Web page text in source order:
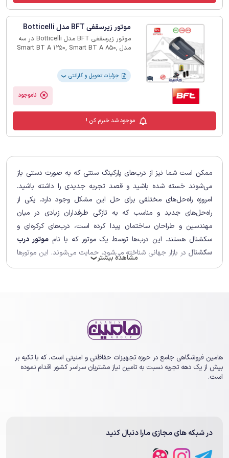
ماهه
موتور زیرسقفی BFT مدل Botticelli
موتور زیرسقفی BFT مدل Botticelli در سه
مدل Smart BT A 1250, Smart BT A 850,
نیوتن، امکان نصب روی درب‌هایی با ابعاد
به‌ترتیب 10، 13 و 16 مترمربع را دارند. تمامی
مدل‌ها به سیستم توقف دقیق با انکودر، قفل
مکانیکی، واکنش ایمن D-Track و قابلیت
کاهش سرعت در انتهای مسیر مجهز هستند.
مدل‌های 650 و 850 قابلیت انجام 50 سیکل
روزانه را دارند و حداکثر سرعت بازشو آن‌ها با
زنجیری 210 میلی‌متر بر ثانیه است. مدل
پشتیبانی می‌کند و حداکثر سرعت بازشو آن با
ریل زنجیری برابر با 190 میلی‌متر بر ثانیه
است.
جزئیات تحویل و گارانتی ❯
ناموجود
موجود شد خبرم کن !
ممکن است شما نیز از درب‌های پارکینگ سنتی که به صورت دستی باز
می‌شوند خسته شده باشید و قصد تجربه جدیدی را داشته باشید.
امروزه راه‌حل‌های مختلفی برای حل این مشکل وجود دارد. یکی از
راه‌حل‌های جدید و مناسب که به تازگی طرفداران زیادی در میان
مهندسین و طراحان ساختمان پیدا کرده است، درب‌های کرکره‌ای و
سکشنال هستند. این درب‌ها توسط یک موتور که با نامموتور درب
سکشنال در بازار جهانی شناخته می‌شود، حمایت می‌شوند. این موتورها
با استفده ازلوازم درب اتوماتیکقابلیت باز کردن درب‌های پارکینگ را به
مشاهده بیشتر ❯
هامین فروشگاهی جامع در حوزه تجهیزات حفاظتی و امنیتی است، که با تکیه بر
بیش از یک ‏دهه تجربه نسبت به تامین نیاز مشتریان سراسر کشور اقدام نموده
است.
در شبکه های مجازی مارا دنبال کنید